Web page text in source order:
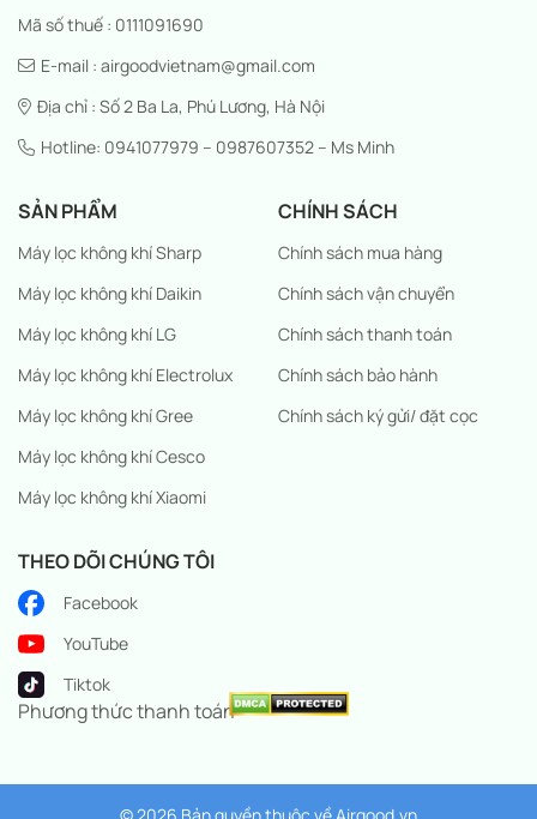
Mã số thuế : 0111091690
E-mail : airgoodvietnam@gmail.com
Địa chỉ : Số 2 Ba La, Phú Lương, Hà Nội
Hotline: 0941077979 – 0987607352 – Ms Minh
SẢN PHẨM
Máy lọc không khí Sharp
Máy lọc không khí Daikin
Máy lọc không khí LG
Máy lọc không khí Electrolux
Máy lọc không khí Gree
Máy lọc không khí Cesco
Máy lọc không khí Xiaomi
CHÍNH SÁCH
Chính sách mua hàng
Chính sách vận chuyển
Chính sách thanh toán
Chính sách bảo hành
Chính sách ký gửi/ đặt cọc
THEO DÕI CHÚNG TÔI
Facebook
YouTube
Tiktok
Phương thức thanh toán